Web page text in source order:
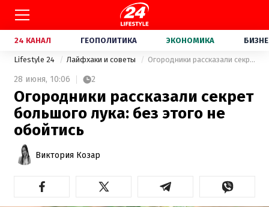
24 КАНАЛ ГЕОПОЛИТИКА ЭКОНОМИКА
Lifestyle 24 Лайфхаки и советы Огородники рассказали секрет большого лука: без этого не обойтись
28 июня, 10:06 2
Огородники рассказали секрет
большого лука: без этого не
обойтись
Виктория Козар